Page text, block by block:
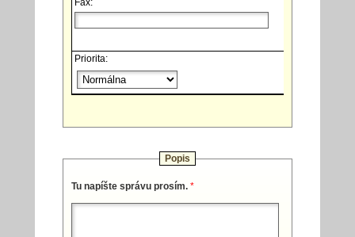
Priorita:
Popis
Tu napíšte správu prosím. *